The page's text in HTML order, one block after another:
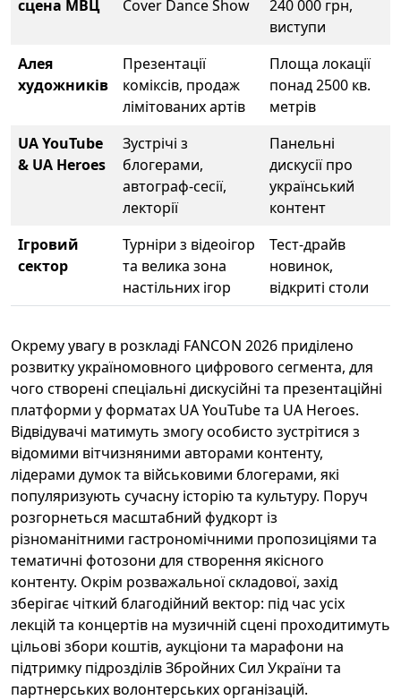
сцена МВЦ Cover Dance Show
240 000 грн,
виступи
Алея
художників
Презентації
коміксів, продаж
лімітованих артів
Площа локації
понад 2500 кв.
метрів
UA YouTube
& UA Heroes
Зустрічі з
блогерами,
автограф-сесії,
лекторії
Панельні
дискусії про
український
контент
Ігровий
сектор
Турніри з відеоігор
та велика зона
настільних ігор
Тест-драйв
новинок,
відкриті столи
Окрему увагу в розкладі FANCON 2026 приділено
розвитку україномовного цифрового сегмента, для
чого створені спеціальні дискусійні та презентаційні
платформи у форматах UA YouTube та UA Heroes.
Відвідувачі матимуть змогу особисто зустрітися з
відомими вітчизняними авторами контенту,
лідерами думок та військовими блогерами, які
популяризують сучасну історію та культуру. Поруч
розгорнеться масштабний фудкорт із
різноманітними гастрономічними пропозиціями та
тематичні фотозони для створення якісного
контенту. Окрім розважальної складової, захід
зберігає чіткий благодійний вектор: під час усіх
лекцій та концертів на музичній сцені проходитимуть
цільові збори коштів, аукціони та марафони на
підтримку підрозділів Збройних Сил України та
партнерських волонтерських організацій.